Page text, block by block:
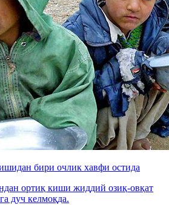
бири очлик хавфи остида
ортиқ киши жиддий озиқ-овқат
дуч келмоқда.